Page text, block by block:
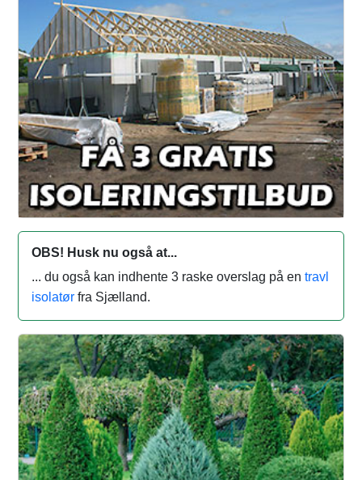
OBS! Husk nu også at...
... du også kan indhente 3 raske overslag på en travl
isolatør fra Sjælland.